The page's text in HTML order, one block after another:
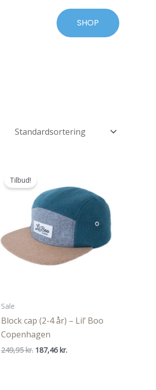
SHOP
Tilbud!
Sale
Block cap (2-4 år) – Lil’ Boo
Copenhagen
249,95kr. Den
187,46kr.Den